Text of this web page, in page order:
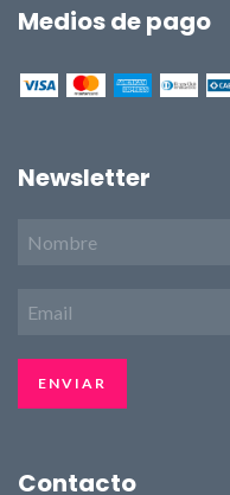
Medios de pago
Newsletter
Contacto